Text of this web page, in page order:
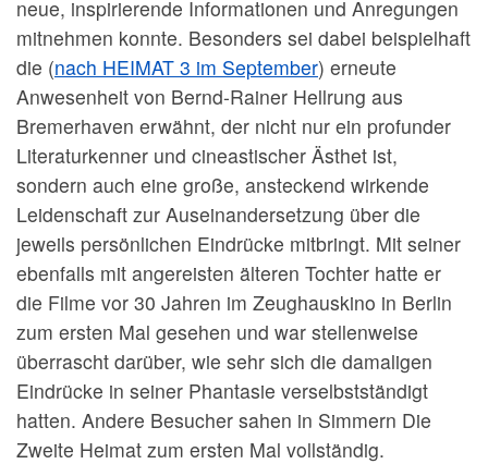
neue, inspirierende Informationen und Anregungen
mitnehmen konnte. Besonders sei dabei beispielhaft
die (nach HEIMAT 3 im September) erneute
Anwesenheit von Bernd-Rainer Hellrung aus
Bremerhaven erwähnt, der nicht nur ein profunder
Literaturkenner und cineastischer Ästhet ist,
sondern auch eine große, ansteckend wirkende
Leidenschaft zur Auseinandersetzung über die
jeweils persönlichen Eindrücke mitbringt. Mit seiner
ebenfalls mit angereisten älteren Tochter hatte er
die Filme vor 30 Jahren im Zeughauskino in Berlin
zum ersten Mal gesehen und war stellenweise
überrascht darüber, wie sehr sich die damaligen
Eindrücke in seiner Phantasie verselbstständigt
hatten. Andere Besucher sahen in Simmern Die
Zweite Heimat zum ersten Mal vollständig.